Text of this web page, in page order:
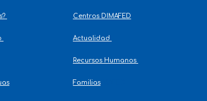
Centros DIMAFED
Actualidad
Recursos Humanos
FamiliasIMAFED